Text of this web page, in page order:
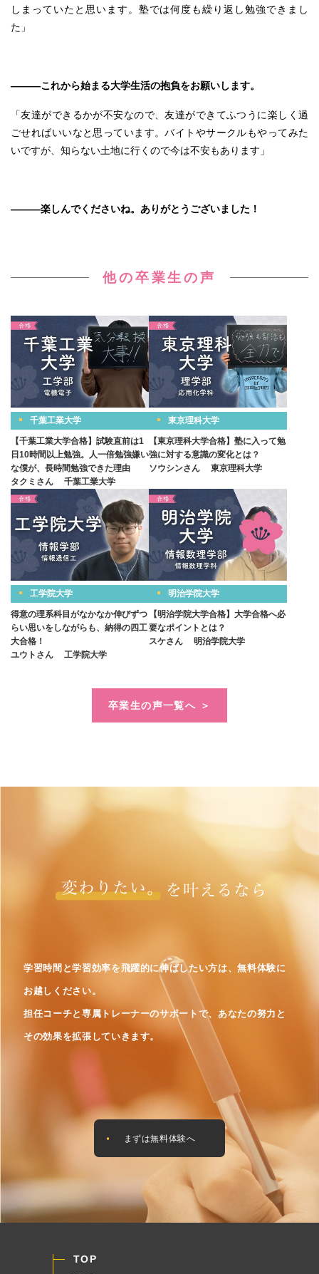
しまっていたと思います。塾では何度も繰り返し勉強できまし
た」
———これから始まる大学生活の抱負をお願いします。
「友達ができるかが不安なので、友達ができてふつうに楽しく過
ごせればいいなと思っています。バイトやサークルもやってみた
いですが、知らない土地に行くので今は不安もあります」
———楽しんでくださいね。ありがとうございました！
他の卒業生の声
千葉工業大学
【千葉工業大学合格】試験直前は1
日10時間以上勉強。人一倍勉強嫌い
な僕が、長時間勉強できた理由
タクミさん
千葉工業大学
東京理科大学
【東京理科大学合格】塾に入って勉
強に対する意識の変化とは？
ソウシンさん
東京理科大学
工学院大学
得意の理系科目がなかなか伸びずつ
らい思いをしながらも、納得の四工
大合格！
ユウトさん
工学院大学
明治学院大学
【明治学院大学合格】大学合格へ必
要なポイントとは？
スケさん
明治学院大学
卒業生の声一覧へ ＞
学習時間と学習効率を飛躍的に伸ばしたい方は、無料体験に
お越しください。
担任コーチと専属トレーナーのサポートで、あなたの努力と
その効果を拡張していきます。
まずは無料体験へ
TOP